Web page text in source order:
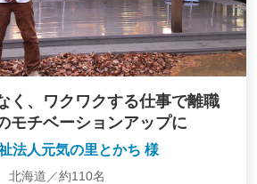
く、ワクワクする仕事で離職
モチベーションアップに
法人元気の里とかち 様
北海道／約110名